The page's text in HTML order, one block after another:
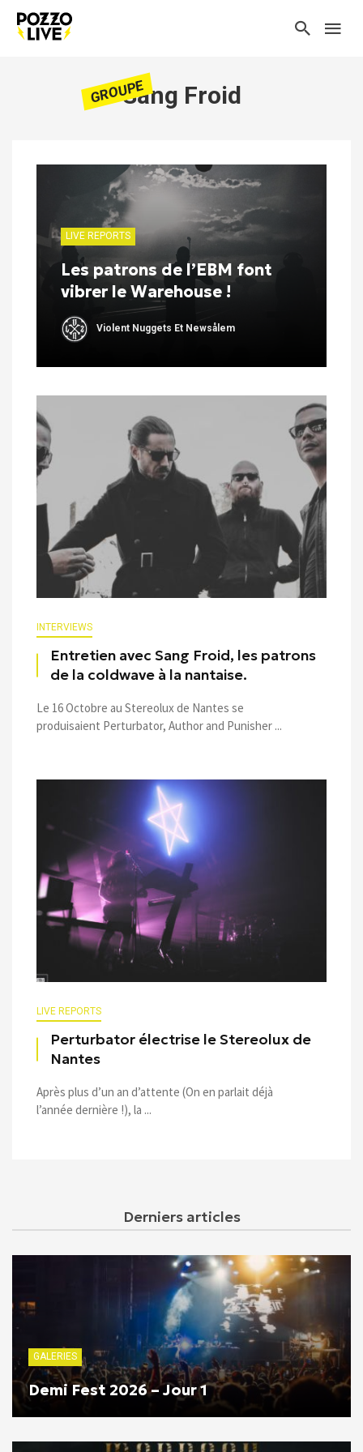
GROUPESang Froid
LIVE REPORTS
Les patrons de l’EBM font
vibrer le Warehouse !
Violent Nuggets Et Newsålem
INTERVIEWS
Entretien avec Sang Froid, les patrons
de la coldwave à la nantaise.
Le 16 Octobre au Stereolux de Nantes se
produisaient Perturbator, Author and Punisher ...
LIVE REPORTS
Perturbator électrise le Stereolux de
Nantes
Après plus d’un an d’attente (On en parlait déjà
l’année dernière !), la ...
Derniers articles
GALERIES
Demi Fest 2026 – Jour 1